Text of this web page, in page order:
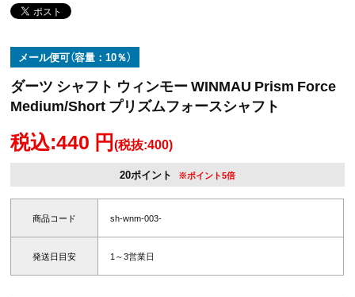
メール便可（容量：10％）
ダーツ シャフト ウィンモー WINMAU Prism Force
Medium/Short プリズムフォースシャフト
税込:440 円(税抜:400)
20ポイント ※ポイント5倍
商品コード sh-wnm-003-
発送日目安 1～3営業日